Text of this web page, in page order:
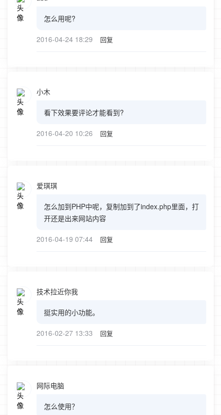
怎么用呢?
2016-04-24 18:29 回复
小木
看下效果要评论才能看到?
2016-04-20 10:26 回复
爱琪琪
怎么加到PHP中呢，复制加到了index.php里面，打
开还是出来网站内容
2016-04-19 07:44 回复
技术拉近你我
挺实用的小功能。
2016-02-27 13:33 回复
网际电脑
怎么使用？